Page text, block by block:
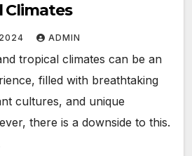
Climates
ADMIN
tropical climates can be an
filled with breathtaking
cultures, and unique
there is a downside to this.